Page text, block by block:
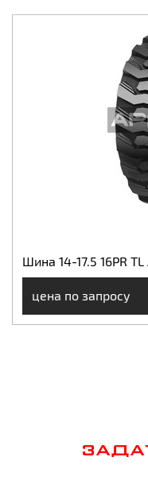
Шина 14-17.5 16PR
цена по запросу